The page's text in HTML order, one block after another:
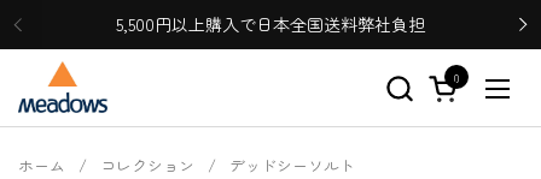
コンテンツへスキップ5,500円以上購入で日本全国送料弊社負担
カートを開く
0
メニ
ホーム / コレクション / デッドシーソルト